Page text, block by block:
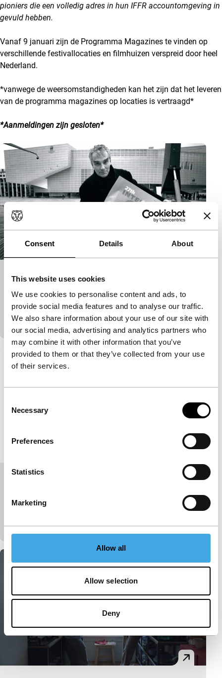
Consent Details About
This website uses cookies
We use cookies to personalise content and ads, to
provide social media features and to analyse our traffic.
We also share information about your use of our site with
our social media, advertising and analytics partners who
may combine it with other information that you’ve
provided to them or that they’ve collected from your use
of their services.
Selection
Necessary
Preferences
Statistics
Marketing
Allow all
Allow selection
Deny
pioniers die een volledig adres in hun IFFR accountomgeving in
gevuld hebben.
Vanaf 9 januari zijn de Programma Magazines te vinden op
verschillende festivallocaties en filmhuizen verspreid door heel
Nederland.
*vanwege de weersomstandigheden kan het zijn dat het leveren
van de programma magazines op locaties is vertraagd*
*Aanmeldingen zijn gesloten*
Een lijst met artikelen
In herinnering: Simon Field (1946–
2026)
Gepubliceerd op:
18 juli 2026
Blog
Nieuws
(1942–2026)